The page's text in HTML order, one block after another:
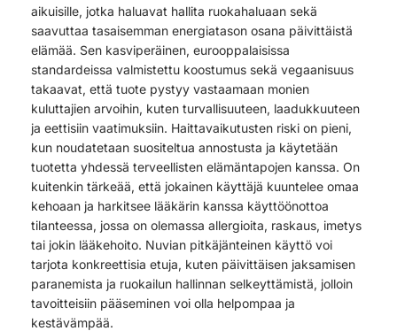
aikuisille, jotka haluavat hallita ruokahaluaan sekä
saavuttaa tasaisemman energiatason osana päivittäistä
elämää. Sen kasviperäinen, eurooppalaisissa
standardeissa valmistettu koostumus sekä vegaanisuus
takaavat, että tuote pystyy vastaamaan monien
kuluttajien arvoihin, kuten turvallisuuteen, laadukkuuteen
ja eettisiin vaatimuksiin. Haittavaikutusten riski on pieni,
kun noudatetaan suositeltua annostusta ja käytetään
tuotetta yhdessä terveellisten elämäntapojen kanssa. On
kuitenkin tärkeää, että jokainen käyttäjä kuuntelee omaa
kehoaan ja harkitsee lääkärin kanssa käyttöönottoa
tilanteessa, jossa on olemassa allergioita, raskaus, imetys
tai jokin lääkehoito. Nuvian pitkäjänteinen käyttö voi
tarjota konkreettisia etuja, kuten päivittäisen jaksamisen
paranemista ja ruokailun hallinnan selkeyttämistä, jolloin
tavoitteisiin pääseminen voi olla helpompaa ja
kestävämpää.